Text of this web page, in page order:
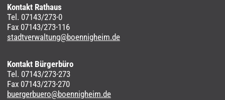
Kontakt Rathaus
Tel. 07143/273-0
Fax 07143/273-116
stadtverwaltung@boennigheim.de
Kontakt Bürgerbüro
Tel. 07143/273-273
Fax 07143/273-270
buergerbuero@boennigheim.de